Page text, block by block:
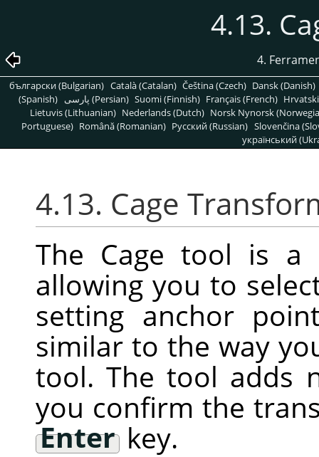
4.13.
4.
български (Bulgarian) Català (Catalan) Čeština (Czech) Dansk (Danish)
(Spanish)
پارسی (Persian) Suomi (Finnish) Français (French)
Lietuvis (Lithuanian) Nederlands (Dutch) Norsk Nynorsk
Portuguese) Română (Romanian) Pусский (Russian) Slovenčina
український
4.13. Cage
The Cage tool is a
allowing you to
setting anchor
similar to the way
tool. The tool adds
you confirm the
Enterkey.